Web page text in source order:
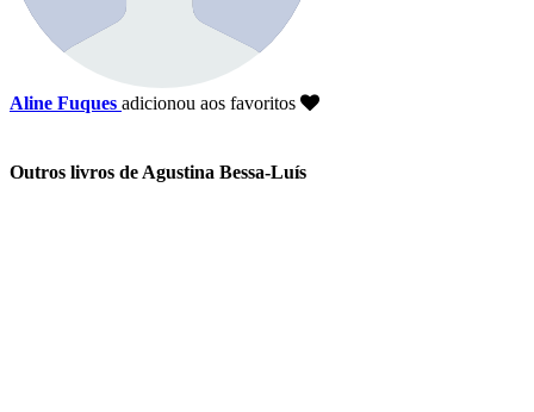
Aline Fuques adicionou aos favoritos
Outros livros de Agustina Bessa-Luís